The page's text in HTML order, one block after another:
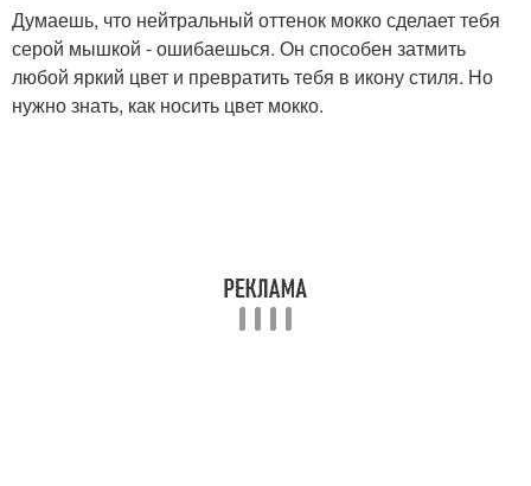
Думаешь, что нейтральный оттенок мокко сделает тебя
серой мышкой - ошибаешься. Он способен затмить
любой яркий цвет и превратить тебя в икону стиля. Но
нужно знать, как носить цвет мокко.